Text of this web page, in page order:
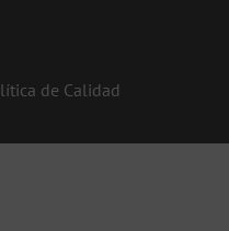
de Calidad